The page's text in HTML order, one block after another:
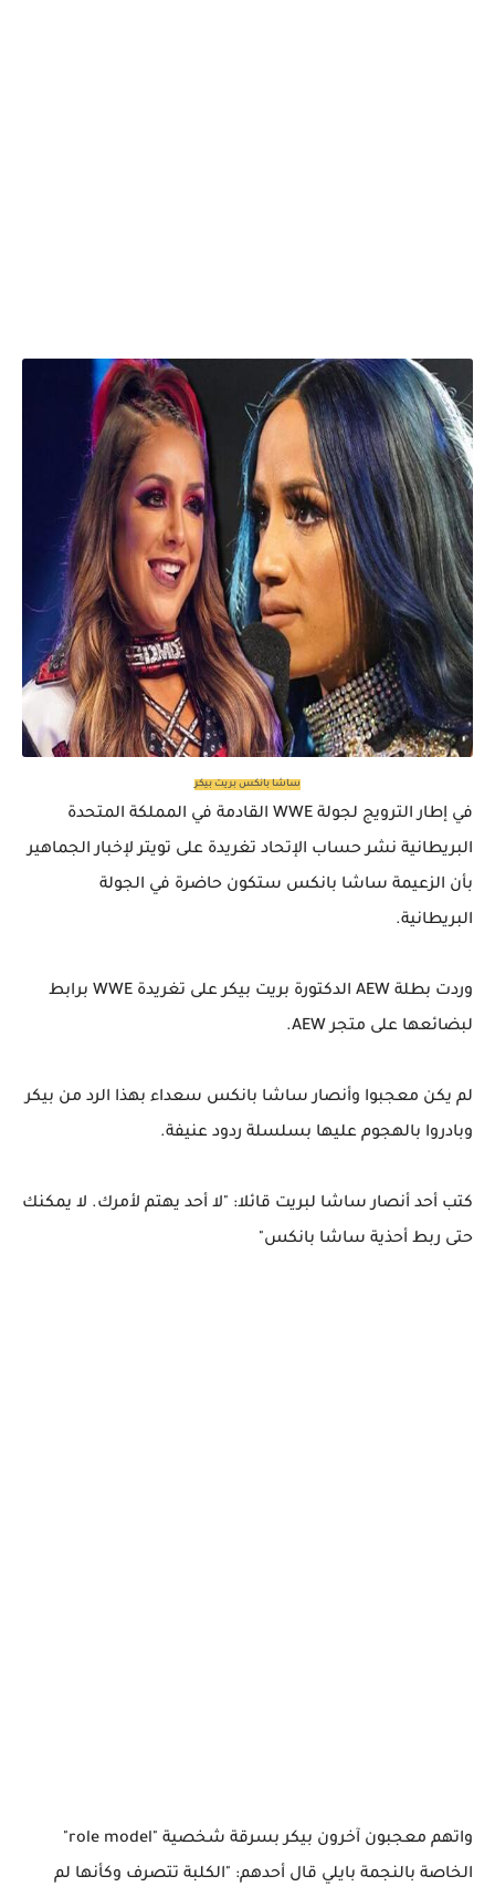
ساشا بانكس بريت بيكر
في إطار الترويج لجولة WWE القادمة في المملكة المتحدة
البريطانية نشر حساب الإتحاد تغريدة على تويتر لإخبار الجماهير
بأن الزعيمة ساشا بانكس ستكون حاضرة في الجولة
البريطانية.
وردت بطلة AEW الدكتورة بريت بيكر على تغريدة WWE برابط
لبضائعها على متجر AEW.
لم يكن معجبوا وأنصار ساشا بانكس سعداء بهذا الرد من بيكر
وبادروا بالهجوم عليها بسلسلة ردود عنيفة.
كتب أحد أنصار ساشا لبريت قائلا: "لا أحد يهتم لأمرك. لا يمكنك
حتى ربط أحذية ساشا بانكس"
واتهم معجبون آخرون بيكر بسرقة شخصية "role model"
الخاصة بالنجمة بايلي قال أحدهم: "الكلبة تتصرف وكأنها لم